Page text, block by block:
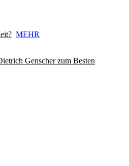
MEHR
Genscher zum Besten